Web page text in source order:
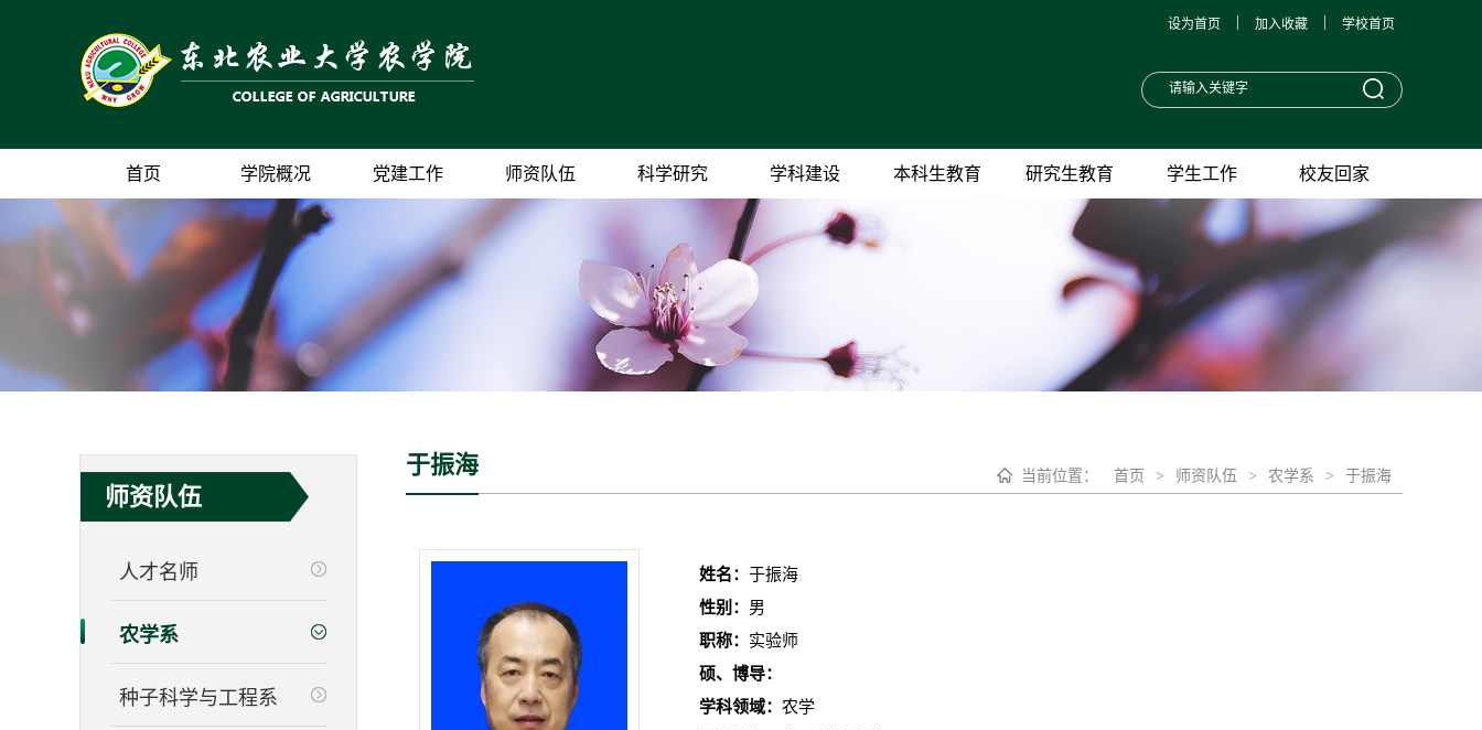
学校首页
加入收藏
设为首页
首页 学院概况 党建工作 师资队伍 科学研究 学科建设 本科生教育 研究生教育 学生工作 校友回家
师资队伍
人才名师
农学系
种子科学与工程系
当前位置： 首页 > 师资队伍 > 农学系 > 于振海
于振海
姓名： 于振海
性别： 男
职称： 实验师
硕、博导：
学科领域： 农学